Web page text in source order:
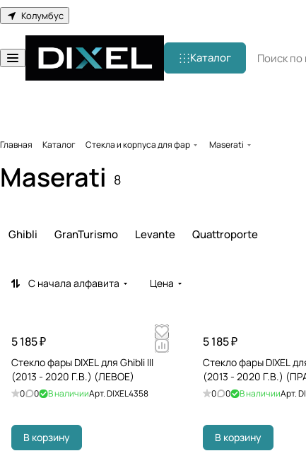
Колумбус
Каталог
Главная Каталог Стекла и корпуса для фар Maserati
Maserati 8
Ghibli GranTurismo Levante Quattroporte
С начала алфавита Цена
5 185 ₽
Стекло фары DIXEL для Ghibli III
(2013 - 2020 Г.В.) (ЛЕВОЕ)
0 0 В наличииАрт.DIXEL4358
В корзину
5 185 ₽
Стекло фары DIXEL
(2013 - 2020 Г.В.)
0 0 В наличииАрт.
В корзину